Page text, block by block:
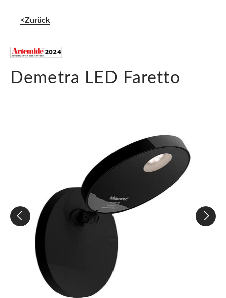
Zurück
Demetra LED Faretto